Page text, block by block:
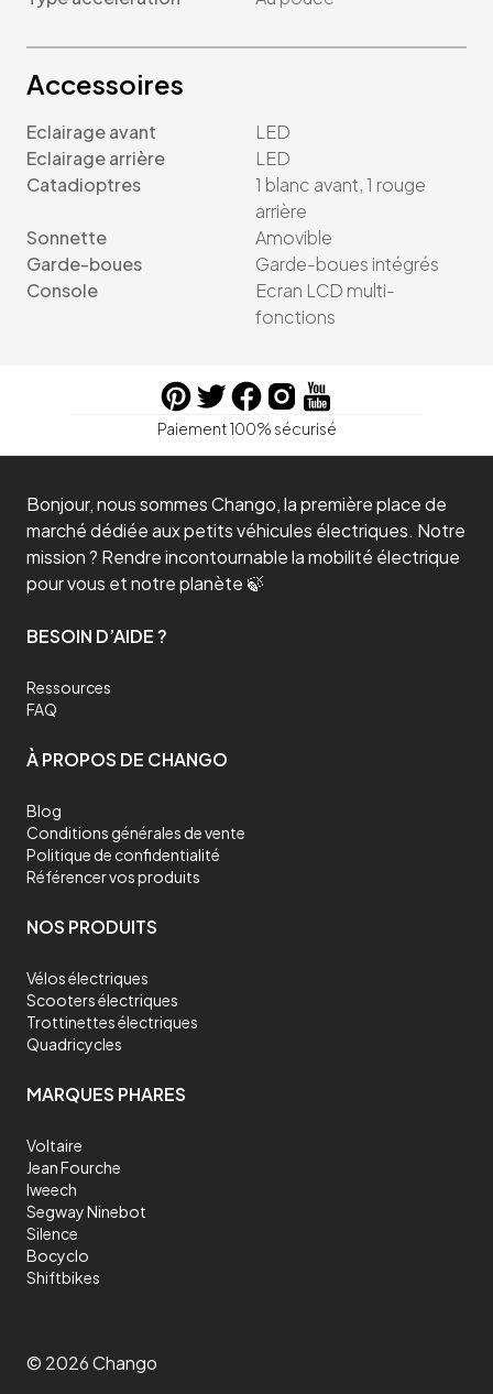
Accessoires
Eclairage avant
LED
Eclairage arrière
LED
Catadioptres
1 blanc avant, 1 rouge
arrière
Sonnette
Amovible
Garde-boues
Garde-boues intégrés
Console
Ecran LCD multi-
fonctions
Paiement 100% sécurisé
Bonjour, nous sommes Chango, la première place de
marché dédiée aux petits véhicules électriques. Notre
mission ? Rendre incontournable la mobilité électrique
pour vous et notre planète 🍃
BESOIN D’AIDE ?
Ressources
FAQ
À PROPOS DE CHANGO
Blog
Conditions générales de vente
Politique de confidentialité
Référencer vos produits
NOS PRODUITS
Vélos électriques
Scooters électriques
Trottinettes électriques
Quadricycles
MARQUES PHARES
Voltaire
Jean Fourche
Iweech
Segway Ninebot
Silence
Bocyclo
Shiftbikes
© 2026Chango